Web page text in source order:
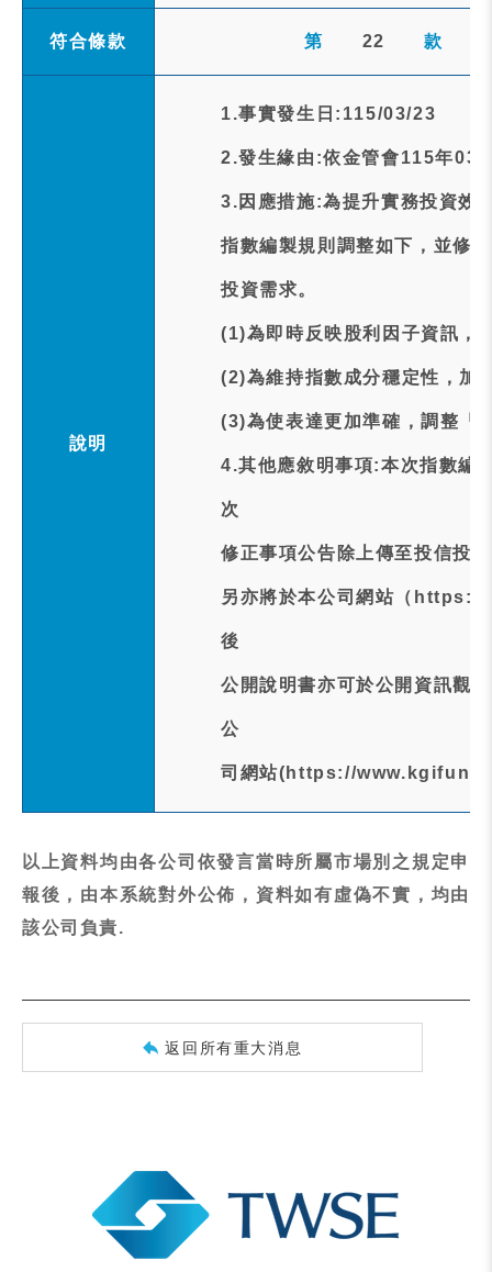
符合條款 第 22 款
說明
1.事實發生日:115/03/23
2.發生緣由:依金管會115年03
3.因應措施:為提升實務投資效
指數編製規則調整如下，並修
投資需求。
(1)為即時反映股利因子資訊，
(2)為維持指數成分穩定性，加
(3)為使表達更加準確，調整「
4.其他應敘明事項:本次指數編
次
修正事項公告除上傳至投信
另亦將於本公司網站（
後
公開說明書亦可於公開資訊
公
司網站(https://
以上資料均由各公司依發言當時所屬市場別之規定申
報後，由本系統對外公佈，資料如有虛偽不實，均由
該公司負責.
返回所有重大消息